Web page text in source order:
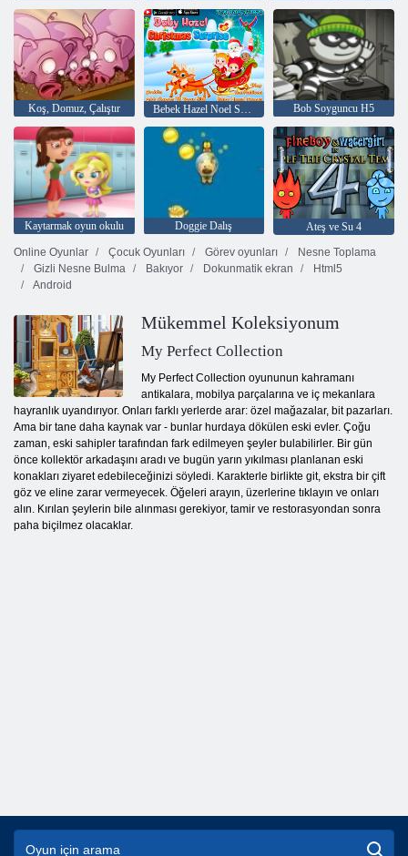
Koş, Domuz, Çalıştır Bebek Hazel Noel Sürpriz Bob Soyguncu H5
Kaytarmak oyun okulu Doggie Dalış
Ateş ve Su 4
Online Oyunlar
Çocuk Oyunları Görev oyunları
Nesne Toplama
Gizli Nesne Bulma
Bakıyor Dokunmatik ekran
Html5
Android
Mükemmel Koleksiyonum
My Perfect Collection
My Perfect Collection oyununun kahramanı
antikalara, mobilya parçalarına ve iç mekanlara
hayranlık uyandırıyor. Onları farklı yerlerde arar: özel mağazalar, bit pazarları.
Ama bir tane daha kaynak var - bunlar hurdaya dökülen eski evler. Çoğu
zaman, eski sahipler tarafından fark edilmeyen şeyler bulabilirler. Bir gün
önce kollektör arkadaşını aradı ve bugün yarın yıkılması planlanan eski
konakları ziyaret edebileceğinizi söyledi. Karakterle birlikte git, ekstra bir çift
göz ve eline zarar vermeyecek. Öğeleri arayın, üzerlerine tıklayın ve onları
alın. Kırılan şeylerin bile alınması gerekiyor, tamir ve restorasyondan sonra
paha biçilmez olacaklar.